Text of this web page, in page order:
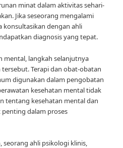
minat dalam aktivitas sehari-
Jika seseorang mengalami
konsultasikan dengan ahli
diagnosis yang tepat.
mental, langkah selanjutnya
Terapi dan obat-obatan
digunakan dalam pengobatan
kesehatan mental tidak
tentang kesehatan mental dan
dalam proses
seorang ahli psikologi klinis,